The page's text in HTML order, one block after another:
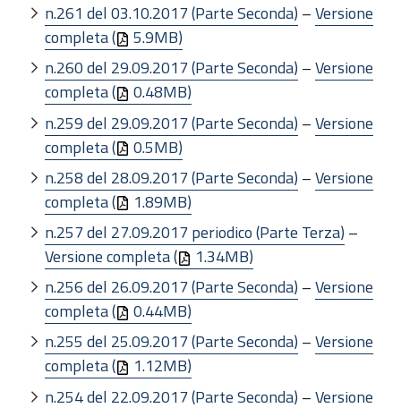
n.261 del 03.10.2017 (Parte Seconda) –Versione
completa (
5.9MB)
n.260 del 29.09.2017 (Parte Seconda) –Versione
completa (
0.48MB)
n.259 del 29.09.2017 (Parte Seconda) –Versione
completa (
0.5MB)
n.258 del 28.09.2017 (Parte Seconda) –Versione
completa (
1.89MB)
n.257 del 27.09.2017 periodico (Parte Terza) –
Versione completa (
1.34MB)
n.256 del 26.09.2017 (Parte Seconda) –Versione
completa (
0.44MB)
n.255 del 25.09.2017 (Parte Seconda) –Versione
completa (
1.12MB)
n.254 del 22.09.2017 (Parte Seconda) –Versione